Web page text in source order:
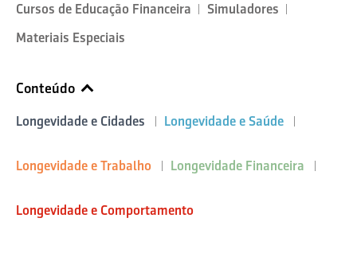
Cursos de Educação Financeira
Simuladores
Materiais Especiais
Conteúdo
Longevidade e Cidades Longevidade e Saúde
Longevidade e Trabalho Longevidade Financeira
Longevidade e Comportamento